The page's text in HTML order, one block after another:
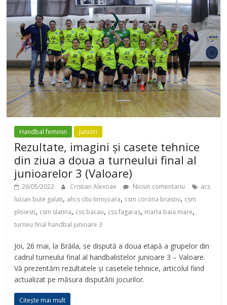
Handbal feminin Juniori
Rezultate, imagini și casete tehnice
din ziua a doua a turneului final al
junioarelor 3 (Valoare)
26/05/2022 Cristian Alexoae Niciun comentariu
acs
lucian bute galati, ahcs cîtu timișoara, csm corona brasov, csm
ploiesti, csm slatina, css bacau, css fagaras, marta baia mare,
turneu final handbal junioare 3
Joi, 26 mai, la Brăila, se dispută a doua etapă a grupelor din
cadrul turneului final al handbalistelor junioare 3 – Valoare.
Vă prezentăm rezultatele și casetele tehnice, articolul fiind
actualizat pe măsura disputării jocurilor.
Citește mai mult